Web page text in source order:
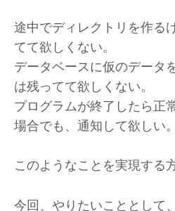
途中でディレクトリを作る
てて欲しくない。
データベースに仮のデータ
は残ってて欲しくない。
プログラムが終了したら正
場合でも、通知して欲しい。
このようなことを実現する
今回、やりたいこととして